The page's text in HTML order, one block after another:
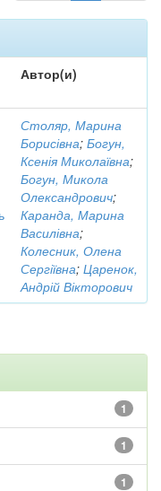
Автор(и)
Столяр, Марина
Борисівна; Богун,
Ксенія Миколаївна;
Богун, Микола
Олександрович;
Каранда, Марина
Василівна;
Колесник, Олена
Сергіївна; Царенок,
Андрій Вікторович
1
1
1